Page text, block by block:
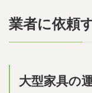
業者に依頼
大型家具の